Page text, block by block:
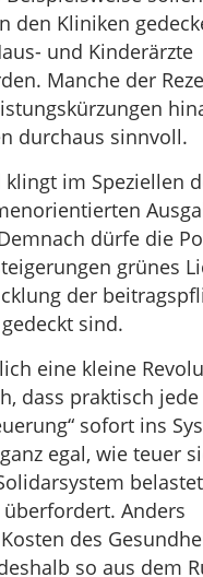
den Kliniken
und Kinderärzte
Manche der
durchaus sinnvoll.
im Speziellen
dürfe die
grünes
der
sind.
eine kleine
dass praktisch jede
sofort ins
egal, wie teuer
belastet
Anders
des
so aus dem